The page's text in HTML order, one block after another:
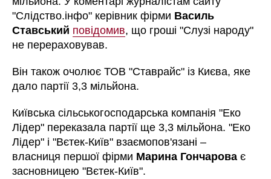
"Слідство.інфо" керівник фірми Василь
Ставський повідомив, що гроші "Слузі народу"
не перераховував.
Він також очолює ТОВ "Ставрайс" із Києва, яке
дало партії 3,3 мільйона.
Київська сільськогосподарська компанія "Еко
Лідер" переказала партії ще 3,3 мільйона. "Еко
Лідер" і "Вєтек-Київ" взаємопов'язані –
власниця першої фірми Марина Гончарова є
засновницею "Вєтек-Київ".